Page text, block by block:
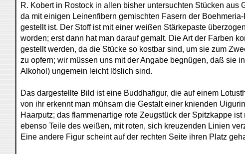
R. Kobert in Rostock in allen bisher untersuchten Stücken aus
da mit einigen Leinenfibern gemischten Fasern der
gestellt ist. Der Stoff ist mit einer weißen Stärkepaste
worden; erst dann hat man darauf gemalt. Die Art der Farben
gestellt werden, da die Stücke so kostbar sind, um sie zum
zu opfern; wir müssen uns mit der Angabe begnügen, daß sie
Alkohol) ungemein leicht löslich sind.
Das dargestellte Bild ist eine Buddhafigur, die auf einem
von ihr erkennt man mühsam die Gestalt einer knienden
Haarputz; das flammenartige rote Zeugstück der Spitzkappe ist
ebenso Teile des weißen, mit roten, sich kreuzenden Linien
Eine andere Figur scheint auf der rechten Seite ihren Platz